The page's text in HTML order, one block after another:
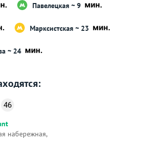
Павелецкая ~ 9
Марксистская ~ 23
~ 24
46
набережная,